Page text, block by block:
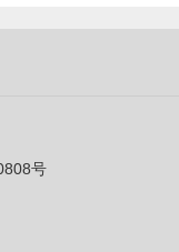
号